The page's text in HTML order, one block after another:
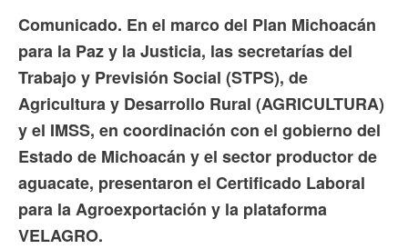
Comunicado. En el marco del Plan Michoacán
para la Paz y la Justicia, las secretarías del
Trabajo y Previsión Social (STPS), de
Agricultura y Desarrollo Rural (AGRICULTURA)
y el IMSS, en coordinación con el gobierno del
Estado de Michoacán y el sector productor de
aguacate, presentaron el Certificado Laboral
para la Agroexportación y la plataforma
VELAGRO.